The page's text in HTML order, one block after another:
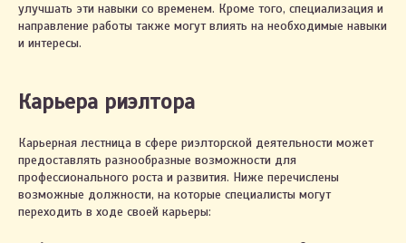
улучшать эти навыки со временем. Кроме того, специализация и
направление работы также могут влиять на необходимые навыки
и интересы.
Карьера риэлтора
Карьерная лестница в сфере риэлторской деятельности может
предоставлять разнообразные возможности для
профессионального роста и развития. Ниже перечислены
возможные должности, на которые специалисты могут
переходить в ходе своей карьеры: